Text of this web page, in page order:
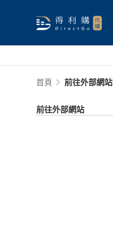
首頁 前往外部網站
前往外部網站